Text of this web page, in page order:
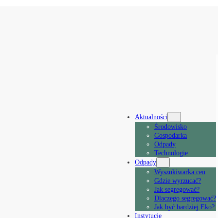
Aktualności
Środowisko
Gospodarka
Odpady
Technologie
Odpady
Wyszukiwarka cen
Gdzie wyrzucać?
Jak segregować?
Dlaczego segregować?
Jak być bardziej Eko?
Instytucje